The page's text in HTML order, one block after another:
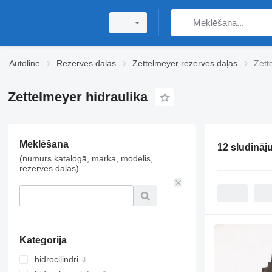
Autoline Rezerves daļas Zettelmeyer rezerves daļas
Zettelmeyer hidraulika
Meklēšana
(numurs katalogā, marka, modelis,
rezerves daļas)
Kategorija
hidrocilindri
12